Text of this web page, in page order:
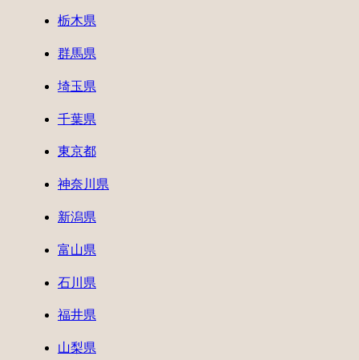
栃木県
群馬県
埼玉県
千葉県
東京都
神奈川県
新潟県
富山県
石川県
福井県
山梨県